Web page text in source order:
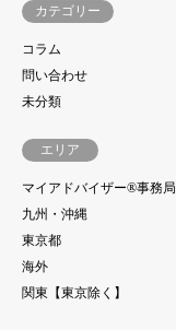
カテゴリー
コラム
問い合わせ
未分類
エリア
マイアドバイザー®事務局
九州・沖縄
東京都
海外
関東【東京除く】